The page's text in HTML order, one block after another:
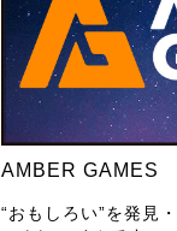
AMBER GAMES
“おもしろい”を発見